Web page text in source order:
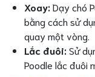
Xoay: Dạy chó
bằng cách sử
quay một vòng.
Lắc đuôi: Sử
Poodle lắc đuôi